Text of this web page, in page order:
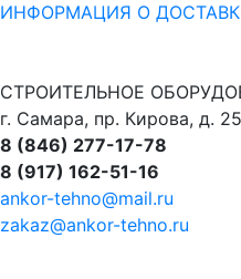
ИНФОРМАЦИЯ О
СТРОИТЕЛЬНОЕ
г. Самара, пр. Кирова, д.
8 (846) 277-17-78
8 (917) 162-51-16
ankor-tehno@mail.ru
zakaz@ankor-tehno.ru